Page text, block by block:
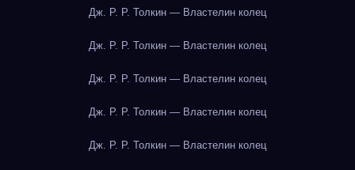
Дж. Р. Р. Толкин — Властелин колец
Дж. Р. Р. Толкин — Властелин колец
Дж. Р. Р. Толкин — Властелин колец
Дж. Р. Р. Толкин — Властелин колец
Дж. Р. Р. Толкин — Властелин колец